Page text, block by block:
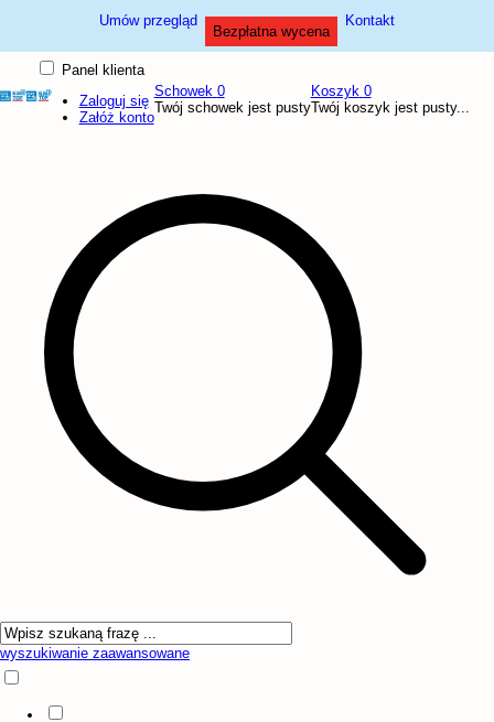
Umów przegląd
Bezpłatna wycena
Kontakt
Panel klienta
Zaloguj się
Załóż konto
Schowek 0
Twój schowek jest pusty
Koszyk 0
Twój koszyk jest pusty...
wyszukiwanie zaawansowane